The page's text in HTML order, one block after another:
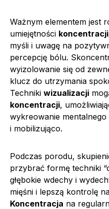
Ważnym elementem jest
umiejętności koncentracji
myśli i uwagę na
percepcję bólu.
wyizolowanie się od
klucz do utrzymania
Techniki wizualizacji
koncentracji,
wykreowanie
i mobilizująco.
Podczas porodu,
przybrać formę techniki
głębokie wdechy i
mięśni i lepszą kontrolę
Koncentracja na